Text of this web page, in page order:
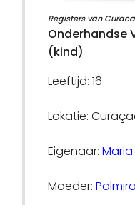
Registers van
Onderhandse
(kind)
Leeftijd: 16
Lokatie:
Eigenaar:
Moeder:Palmira